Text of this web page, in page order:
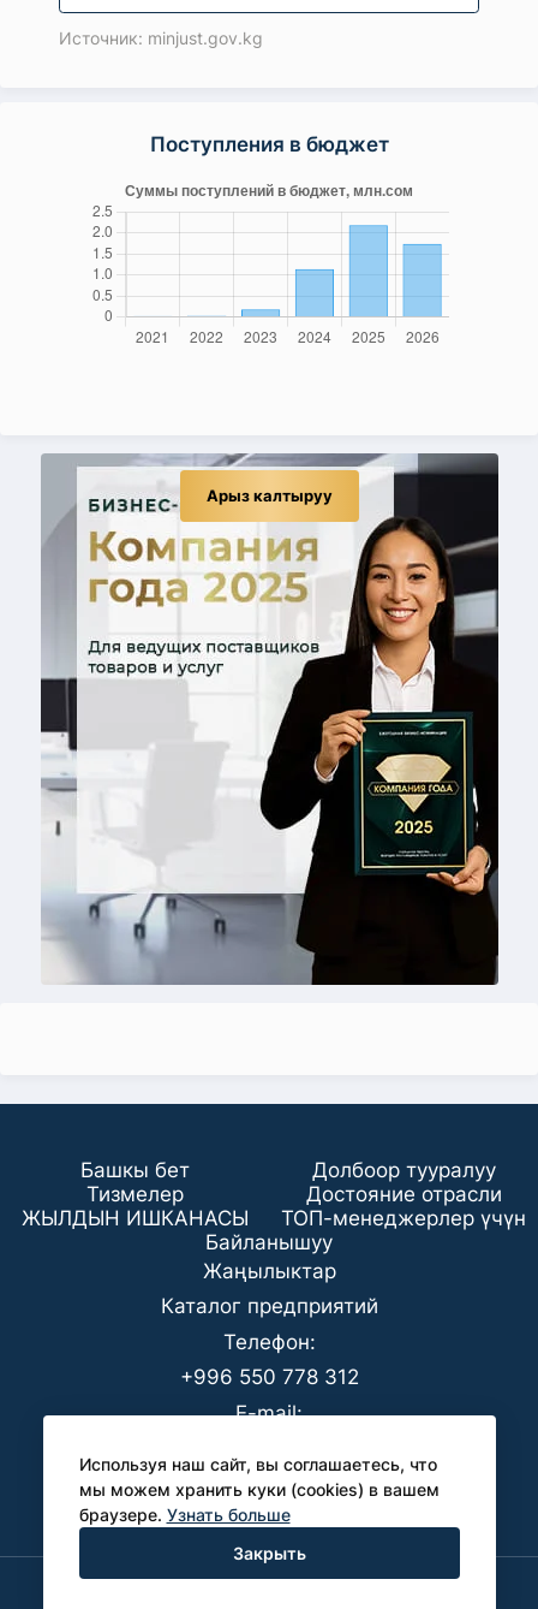
Источник: minjust.gov.kg
Поступления в бюджет
Арыз калтыруу
Используя наш сайт, вы соглашаетесь, что
мы можем хранить куки (cookies) в вашем
браузере. Узнать больше
Закрыть
Башкы бет
Долбоор тууралуу
Тизмелер
Достояние отрасли
ЖЫЛДЫН ИШКАНАСЫ
ТОП-менеджерлер үчүн
Байланышуу
Жаңылыктар
Каталог предприятий
Телефон:
+996 550 778 312
E-mail:
БААК үчүн:
pr@analyt-kg.com
Политика конфиденциальности